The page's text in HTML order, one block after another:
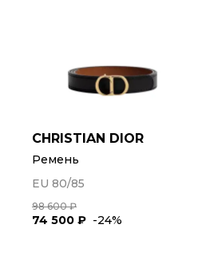
CHRISTIAN DIOR
Ремень
EU 80/85
98 600 ₽
74 500 ₽ -24%